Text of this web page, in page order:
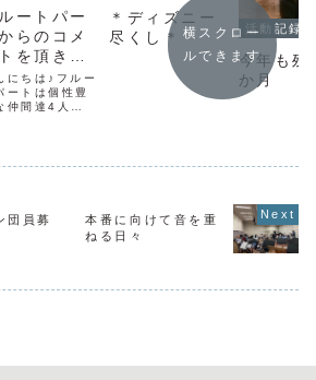
ートパー
らのコメ
を頂きま
！
にちは♪フルー
ートは個性豊
仲間達4人で
なって3回目
譜も大賑わい
が、心合わせ
＊ディズニー
尽くし＊
活動記録
今年も残
か月
横スクロー
ルできます
団員募
本番に向けて音を重
ねる日々